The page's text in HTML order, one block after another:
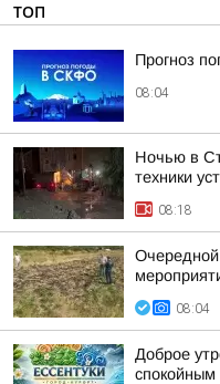
ТОП
Прогноз
08:04
Ночью в
техники
08:18
08:04
Доброе